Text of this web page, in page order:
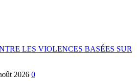
LES VIOLENCES BASÉES SUR
2026 0